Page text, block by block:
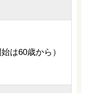
は60歳から）